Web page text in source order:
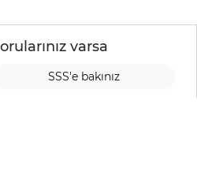
varsa
SSS'e bakınız